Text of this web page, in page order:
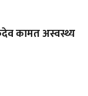
कामत अस्वस्थ्य